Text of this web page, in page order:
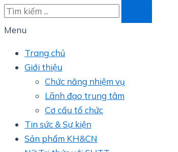
Menu
Trang chủ
Giới thiệu
Chức năng nhiệm vụ
Lãnh đạo trung tâm
Cơ cấu tổ chức
Tin sức & Sự kiện
Sản phẩm KH&CN